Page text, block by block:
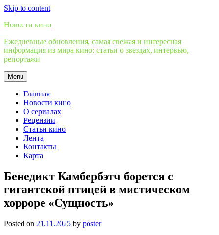
Skip to content
Новости кино
Ежедневные обновления, самая свежая и интересная
информация из мира кино: статьи о звездах, интервью,
репортажи
Menu
Главная
Новости кино
О сериалах
Рецензии
Статьи кино
Лента
Контакты
Карта
Бенедикт Камбербэтч борется с
гигантской птицей в мистическом
хорроре «Сущность»
Posted on 21.11.2025 by poster